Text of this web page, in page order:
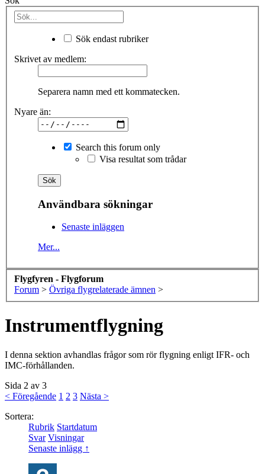
Sök endast rubriker
Skrivet av medlem:
Separera namn med ett kommatecken.
Nyare än:
Search this forum only
Visa resultat som trådar
Användbara sökningar
Senaste inläggen
Mer...
Flygfyren - Flygforum
Forum > Övriga flygrelaterade ämnen >
Instrumentflygning
I denna sektion avhandlas frågor som rör flygning enligt IFR- och
IMC-förhållanden.
Sida 2 av 3
< Föregående 1 2 3 Nästa >
Sortera:
Rubrik Startdatum
Svar Visningar
Senaste inlägg ↑